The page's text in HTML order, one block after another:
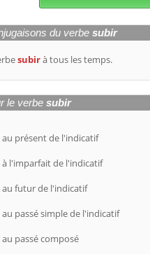
du verbesubir
subirà tous les temps.
le verbesubir
au présent de l'indicatif
à l'imparfait de l'indicatif
au futur de l'indicatif
au passé simple de l'indicatif
au passé composé